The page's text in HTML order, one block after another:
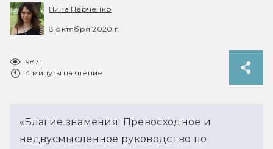
Нина Перченко
8 октября 2020 г.
9871
4 минуты на чтение
«Благие знамения: Превосходное и
недвусмысленное руководство по